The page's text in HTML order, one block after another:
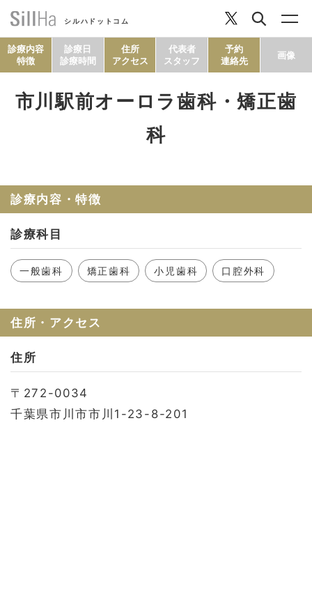
シルハドットコム
コラム
利用規約
診療内容
特徴
診療日
診療時間
住所
アクセス
代表者
スタッフ
予約
連絡先
画像
市川駅前オーロラ歯科・矯正歯
科
診療内容・特徴
診療科目
一般歯科 矯正歯科 小児歯科 口腔外科
住所・アクセス
住所
〒272-0034
千葉県市川市市川1-23-8-201